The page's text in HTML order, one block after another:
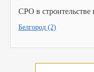
СРО в строительстве
Белгород (2)